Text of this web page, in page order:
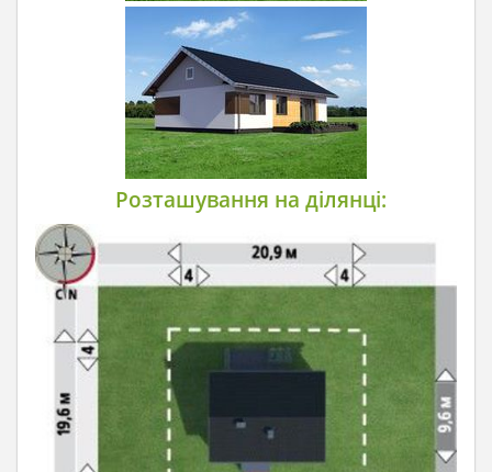
Розташування на ділянці: